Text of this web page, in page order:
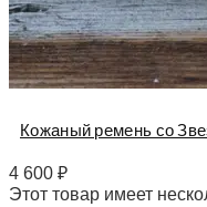
Кожаный ремень со
4 600 ₽
Этот товар имеет